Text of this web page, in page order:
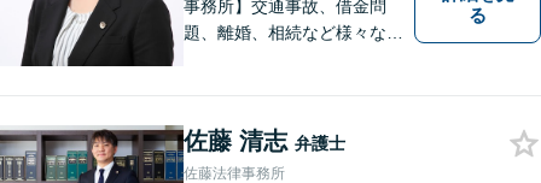
事務所】交通事故、借金問
題、離婚、相続など様々な問
い！
る
佐藤 清志 弁護士
佐藤法律事務所